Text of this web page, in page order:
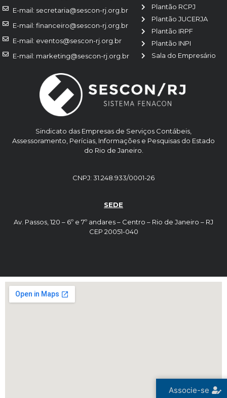
Sindicato das Empresas de Serviços Contábeis,
Assessoramento, Perícias, Informações e Pesquisas do Estado
do Rio de Janeiro.
CNPJ: 31.248.933/0001-26
SEDE
Av. Passos, 120 – 6º e 7º andares – Centro – Rio de Janeiro – RJ
CEP 20051-040
Plantão RCPJ
Plantão JUCERJA
Plantão IRPF
Plantão INPI
Sala do Empresário
E-mail: secretaria@sescon-rj.org.br
E-mail: financeiro@sescon-rj.org.br
E-mail: eventos@sescon-rj.org.br
E-mail: marketing@sescon-rj.org.br
Associe-se